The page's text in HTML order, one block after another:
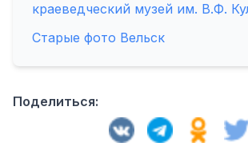
краеведческий музей им. В.Ф.
Старые фото Вельск
Поделиться: